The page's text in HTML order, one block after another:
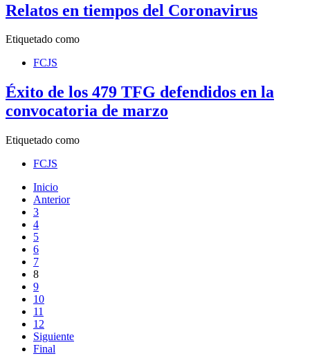
Relatos en tiempos del Coronavirus
Etiquetado como
FCJS
Éxito de los 479 TFG defendidos en la
convocatoria de marzo
Etiquetado como
FCJS
Inicio
Anterior
3
4
5
6
7
8
9
10
11
12
Siguiente
Final